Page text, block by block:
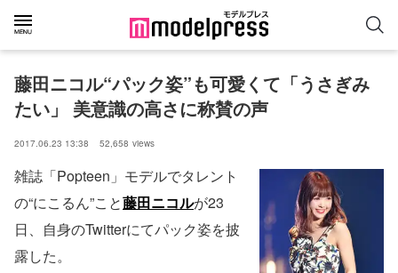
藤田ニコル“パック姿”も可愛くて「うさぎみ
たい」 美意識の高さに称賛の声
2017.06.23 13:38 52,658 views
雑誌「Popteen」モデルでタレント
の“にこるん”こと藤田ニコルが23
日、自身のTwitterにてパック姿を披
露した。